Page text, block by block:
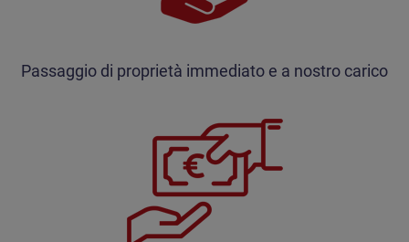
Passaggio di proprietà immediato e a nostro carico